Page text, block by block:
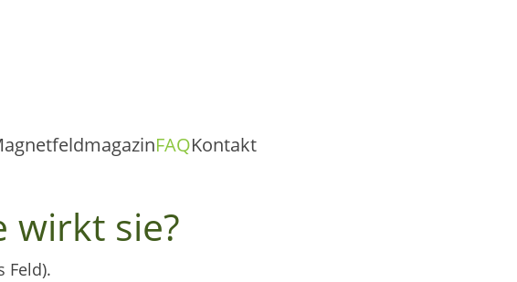
FAQKontakt
wirkt sie?
Feld).